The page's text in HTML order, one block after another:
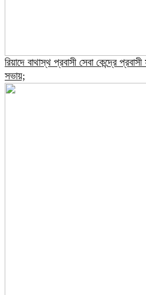
রিয়াদে বাথাস্থ প্রবাসী সেবা কেন্দ্রে
সভায়;